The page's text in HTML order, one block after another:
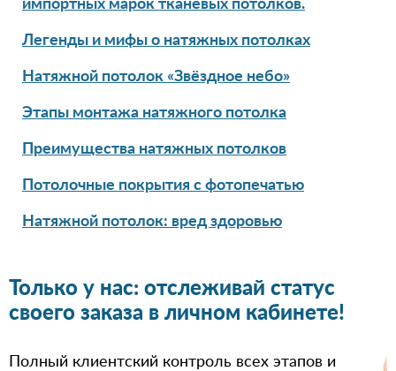
импортных марок тканевых потолков.
Легенды и мифы о натяжных потолках
Натяжной потолок «Звёздное небо»
Этапы монтажа натяжного потолка
Преимущества натяжных потолков
Потолочные покрытия с фотопечатью
Натяжной потолок: вред здоровью
Только у нас: отслеживай статус
своего заказа в личном кабинете!
Полный клиентский контроль всех этапов и